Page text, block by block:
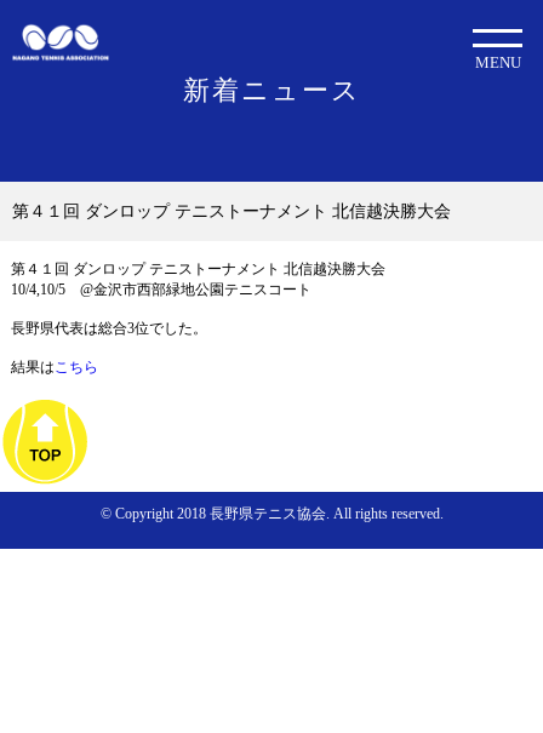
新着ニュース
MENU
第４１回 ダンロップ テニストーナメント 北信越決勝大会
第４１回 ダンロップ テニストーナメント 北信越決勝大会
10/4,10/5 @金沢市西部緑地公園テニスコート
長野県代表は総合3位でした。
結果はこちら
© Copyright 2018 長野県テニス協会. All rights reserved.